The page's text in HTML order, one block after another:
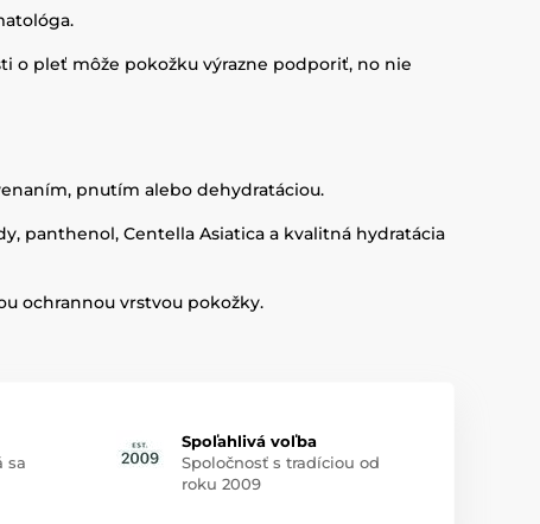
o pleť môže pokožku výrazne podporiť, no nie
pnutím alebo dehydratáciou.
panthenol, Centella Asiatica a kvalitná hydratácia
ochrannou vrstvou pokožky.
sa
Spoľahlivá voľba
Spoločnosť s tradíciou od
roku 2009